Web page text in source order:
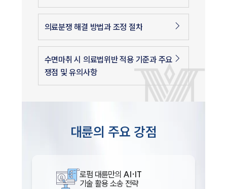
의료분쟁 해결 방법과 조정 절차
수면마취 시 의료법위반 적용 기준과 주요
쟁점 및 유의사항
대륜의 주요 강점
로펌 대륜만의 AI·IT
기술 활용 소송 전략